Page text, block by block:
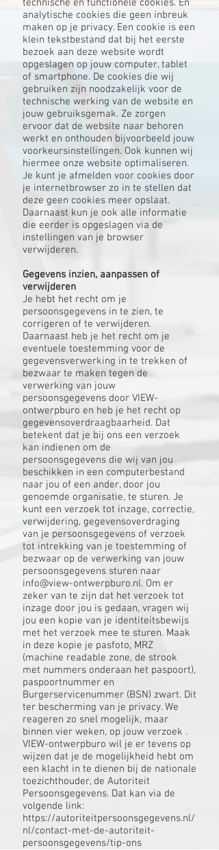
technische en functionele cookies. En
analytische cookies die geen inbreuk
maken op je privacy. Een cookie is een
klein tekstbestand dat bij het eerste
bezoek aan deze website wordt
opgeslagen op jouw computer, tablet
of smartphone. De cookies die wij
gebruiken zijn noodzakelijk voor de
technische werking van de website en
jouw gebruiksgemak. Ze zorgen
ervoor dat de website naar behoren
werkt en onthouden bijvoorbeeld jouw
voorkeursinstellingen. Ook kunnen wij
hiermee onze website optimaliseren.
Je kunt je afmelden voor cookies door
je internetbrowser zo in te stellen dat
deze geen cookies meer opslaat.
Daarnaast kun je ook alle informatie
die eerder is opgeslagen via de
instellingen van je browser
verwijderen.
Gegevens inzien, aanpassen of
verwijderen
Je hebt het recht om je
persoonsgegevens in te zien, te
corrigeren of te verwijderen.
Daarnaast heb je het recht om je
eventuele toestemming voor de
gegevensverwerking in te trekken of
bezwaar te maken tegen de
verwerking van jouw
persoonsgegevens door VIEW-
ontwerpburo en heb je het recht op
gegevensoverdraagbaarheid. Dat
betekent dat je bij ons een verzoek
kan indienen om de
persoonsgegevens die wij van jou
beschikken in een computerbestand
naar jou of een ander, door jou
genoemde organisatie, te sturen. Je
kunt een verzoek tot inzage, correctie,
verwijdering, gegevensoverdraging
van je persoonsgegevens of verzoek
tot intrekking van je toestemming of
bezwaar op de verwerking van jouw
persoonsgegevens sturen naar
info@view-ontwerpburo.nl. Om er
zeker van te zijn dat het verzoek tot
inzage door jou is gedaan, vragen wij
jou een kopie van je identiteitsbewijs
met het verzoek mee te sturen. Maak
in deze kopie je pasfoto, MRZ
(machine readable zone, de strook
met nummers onderaan het paspoort),
paspoortnummer en
Burgerservicenummer (BSN) zwart. Dit
ter bescherming van je privacy. We
reageren zo snel mogelijk, maar
binnen vier weken, op jouw verzoek .
VIEW-ontwerpburo wil je er tevens op
wijzen dat je de mogelijkheid hebt om
een klacht in te dienen bij de nationale
toezichthouder, de Autoriteit
Persoonsgegevens. Dat kan via de
volgende link:
https://autoriteitpersoonsgegevens.nl/
nl/contact-met-de-autoriteit-
persoonsgegevens/tip-ons